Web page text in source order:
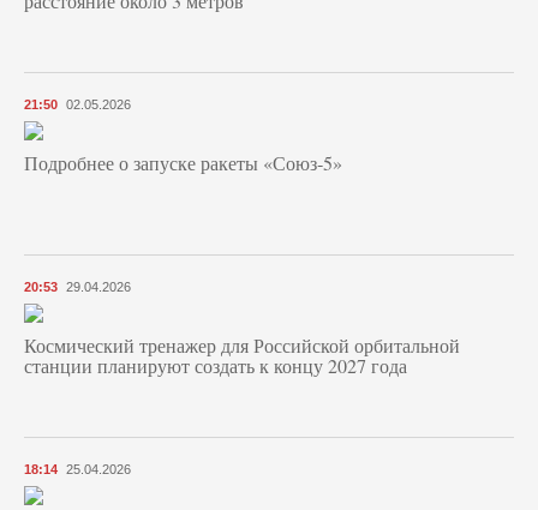
21:50 02.05.2026
Подробнее о запуске ракеты «Союз‑5»
20:53 29.04.2026
Космический тренажер для Российской орбитальной
станции планируют создать к концу 2027 года
18:14 25.04.2026